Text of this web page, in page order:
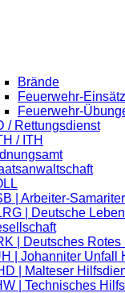
Brände
Feuerwehr-
Feuerwehr-
/ Rettungsdienst
/ ITH
| Arbeiter-
| Deutsche
| Deutsches Rotes
| Johanniter Unfall
| Malteser
| Technisches